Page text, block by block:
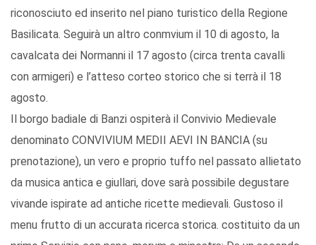
riconosciuto ed inserito nel piano turistico della Regione
Basilicata. Seguirà un altro conmvium il 10 di agosto, la
cavalcata dei Normanni il 17 agosto (circa trenta cavalli
con armigeri) e l’atteso corteo storico che si terrà il 18
agosto.
Il borgo badiale di Banzi ospiterà il Convivio Medievale
denominato CONVIVIUM MEDII AEVI IN BANCIA (su
prenotazione), un vero e proprio tuffo nel passato allietato
da musica antica e giullari, dove sarà possibile degustare
vivande ispirate ad antiche ricette medievali. Gustoso il
menu frutto di un accurata ricerca storica. costituito da un